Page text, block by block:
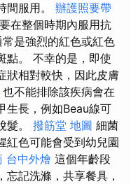
間服用。 辦護照要帶
在整個時期內服用抗
是強烈的紅色或紅色
點。 不幸的是，即使
狀相對較快，因此皮膚
也不能排除該疾病會在
生長，例如Beau線可
髮。 撥筋堂 地圖 細菌
紅色可能會受到幼兒園
台中外燴 這個年齡段
記洗滌，共享餐具，